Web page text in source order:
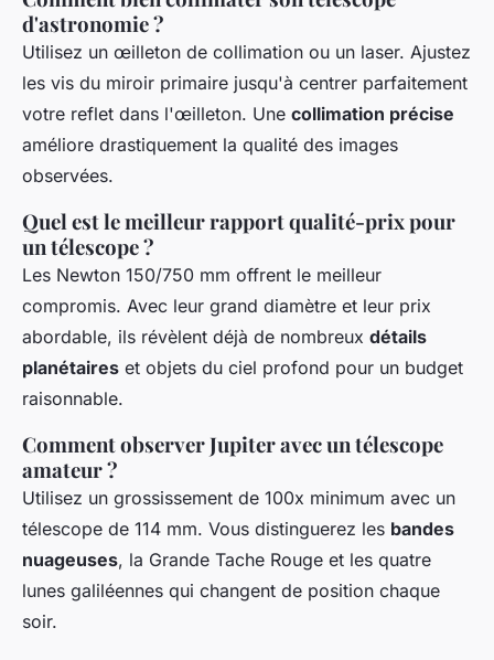
d'astronomie ?
Utilisez un œilleton de collimation ou un laser. Ajustez
les vis du miroir primaire jusqu'à centrer parfaitement
votre reflet dans l'œilleton. Une collimation précise
améliore drastiquement la qualité des images
observées.
Quel est le meilleur rapport qualité-prix pour
un télescope ?
Les Newton 150/750 mm offrent le meilleur
compromis. Avec leur grand diamètre et leur prix
abordable, ils révèlent déjà de nombreux détails
planétaires et objets du ciel profond pour un budget
raisonnable.
Comment observer Jupiter avec un télescope
amateur ?
Utilisez un grossissement de 100x minimum avec un
télescope de 114 mm. Vous distinguerez les bandes
nuageuses, la Grande Tache Rouge et les quatre
lunes galiléennes qui changent de position chaque
soir.